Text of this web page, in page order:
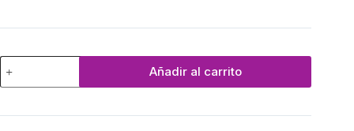
Semillas
Exfoliantes
cantidad
Añadir al carrito